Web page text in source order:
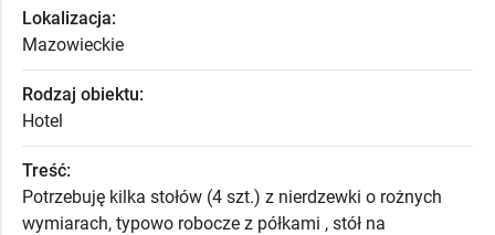
Lokalizacja:
Mazowieckie
Rodzaj obiektu:
Hotel
Treść:
Potrzebuję kilka stołów (4 szt.) z nierdzewki o rożnych
wymiarach, typowo robocze z półkami , stół na